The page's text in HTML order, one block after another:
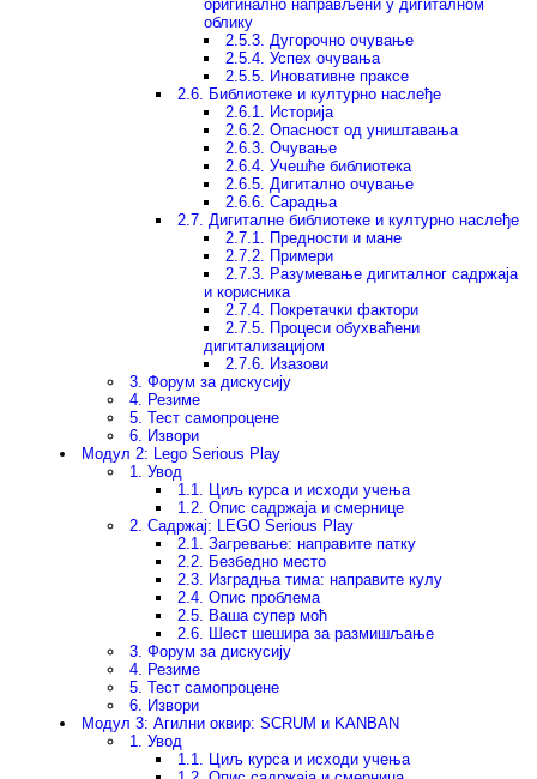
оригинално направљени у дигиталном
облику
2.5.3. Дугорочно очување
2.5.4. Успех очувања
2.5.5. Иновативне праксе
2.6. Библиотеке и културно наслеђе
2.6.1. Историја
2.6.2. Опасност од уништавања
2.6.3. Очување
2.6.4. Учешће библиотека
2.6.5. Дигитално очување
2.6.6. Сарадња
2.7. Дигиталне библиотеке и културнo наслеђе
2.7.1. Предности и мане
2.7.2. Примери
2.7.3. Разумевање дигиталног садржаја
и корисника
2.7.4. Покретачки фактори
2.7.5. Процеси обухваћени
дигитализацијом
2.7.6. Изазови
3. Форум за дискусију
4. Резиме
5. Тест самопроцене
6. Извори
Модул 2: Lego Serious Play
1. Увод
1.1. Циљ курса и исходи учења
1.2. Опис садржаја и смернице
2. Садржај: LEGO Serious Play
2.1. Загревање: направите патку
2.2. Безбедно место
2.3. Изградња тима: направите кулу
2.4. Опис проблема
2.5. Ваша супер моћ
2.6. Шест шешира за размишљање
3. Форум за дискусију
4. Резиме
5. Тест самопроцене
6. Извори
Модул 3: Агилни оквир: SCRUM и KANBAN
1. Увод
1.1. Циљ курса и исходи учења